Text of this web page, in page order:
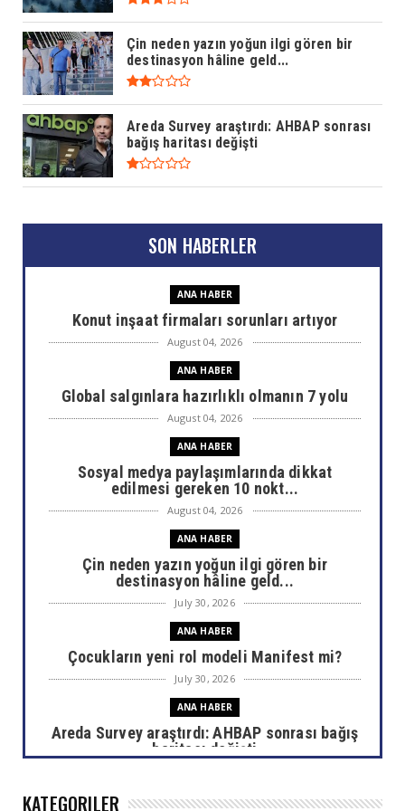
Çin neden yazın yoğun ilgi gören bir
destinasyon hâline geld...
Areda Survey araştırdı: AHBAP sonrası
bağış haritası değişti
SON HABERLER
ANA HABER
Konut inşaat firmaları sorunları artıyor
August 04, 2026
ANA HABER
Global salgınlara hazırlıklı olmanın 7 yolu
August 04, 2026
ANA HABER
Sosyal medya paylaşımlarında dikkat
edilmesi gereken 10 nokt...
August 04, 2026
ANA HABER
Çin neden yazın yoğun ilgi gören bir
destinasyon hâline geld...
July 30, 2026
ANA HABER
Çocukların yeni rol modeli Manifest mi?
July 30, 2026
ANA HABER
Areda Survey araştırdı: AHBAP sonrası bağış
haritası değişti
ANA HABER
KATEGORILER